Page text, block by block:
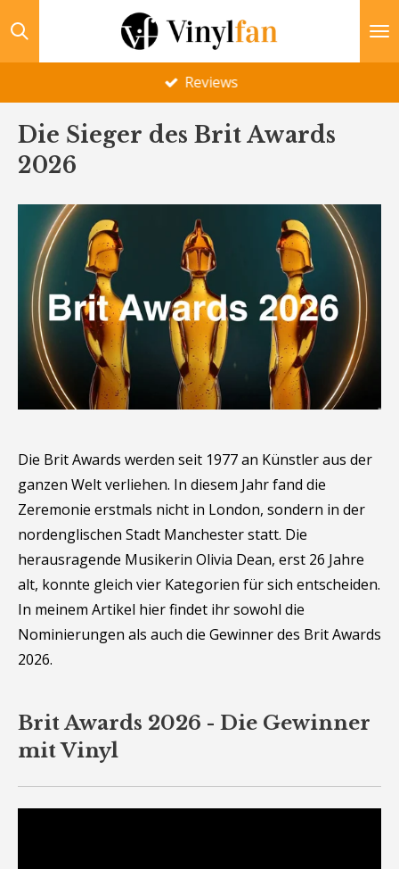
Zum
Hauptinhalt
Reviews
Die Sieger des Brit Awards
2026
Die Brit Awards werden seit 1977 an Künstler aus der
ganzen Welt verliehen. In diesem Jahr fand die
Zeremonie erstmals nicht in London, sondern in der
nordenglischen Stadt Manchester statt. Die
herausragende Musikerin Olivia Dean, erst 26 Jahre
alt, konnte gleich vier Kategorien für sich entscheiden.
In meinem Artikel hier findet ihr sowohl die
Nominierungen als auch die Gewinner des Brit Awards
2026.
Brit Awards 2026 - Die Gewinner
mit Vinyl